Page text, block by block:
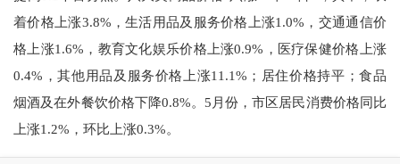
着价格上涨3.8% ，生活用品及服务价格上涨1.0% ，交通通信价
格上涨1.6% ，教育文化娱乐价格上涨0.9% ，医疗保健价格上涨
0.4% ，其他用品及服务价格上涨11.1% ；居住价格持平；食品
烟酒及在外餐饮价格下降0.8%。 5 月份，市区居民消费价格同比
上涨1.2% ，环比上涨0.3%。